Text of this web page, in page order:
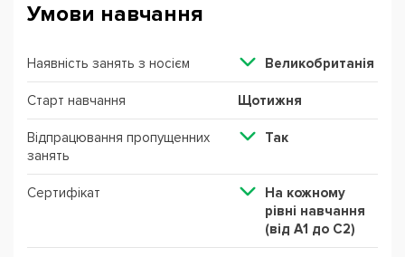
Умови навчання
Наявність занять з носієм Великобританія
Старт навчання Щотижня
Відпрацювання пропущенних
занять
Так
Сертифікат
На кожному
рівні навчання
(від А1 до С2)